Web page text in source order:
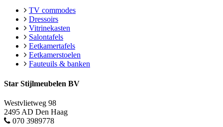
TV commodes
Dressoirs
Vitrinekasten
Salontafels
Eetkamertafels
Eetkamerstoelen
Fauteuils & banken
Star Stijlmeubelen BV
Westvlietweg 98
2495 AD Den Haag
070 3989778